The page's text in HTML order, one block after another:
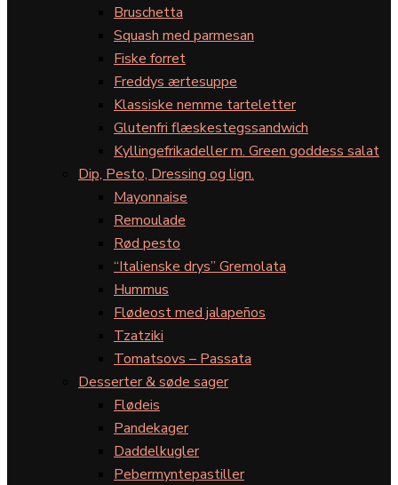
Bruschetta
Squash med parmesan
Fiske forret
Freddys ærtesuppe
Klassiske nemme tarteletter
Glutenfri flæskestegssandwich
Kyllingefrikadeller m. Green goddess salat
Dip, Pesto, Dressing og lign.
Mayonnaise
Remoulade
Rød pesto
“Italienske drys” Gremolata
Hummus
Flødeost med jalapeños
Tzatziki
Tomatsovs – Passata
Desserter & søde sager
Flødeis
Pandekager
Daddelkugler
Pebermyntepastiller